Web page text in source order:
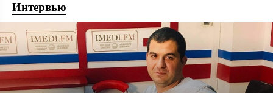
Интервью